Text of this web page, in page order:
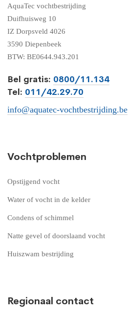
AquaTec vochtbestrijding
Duifhuisweg 10
IZ Dorpsveld 4026
3590 Diepenbeek
BTW: BE0644.943.201
Bel gratis: 0800/11.134
Tel: 011/42.29.70
info@aquatec-vochtbestrijding.be
Vochtproblemen
Opstijgend vocht
Water of vocht in de kelder
Condens of schimmel
Natte gevel of doorslaand vocht
Huiszwam bestrijding
Regionaal contact